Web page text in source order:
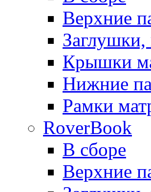
Верхние
Заглушки,
Крышки
Нижние
Рамки
RoverBook
В сборе
Верхние